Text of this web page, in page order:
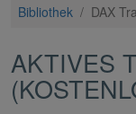
Bibliothek / DAX
AKTIVES